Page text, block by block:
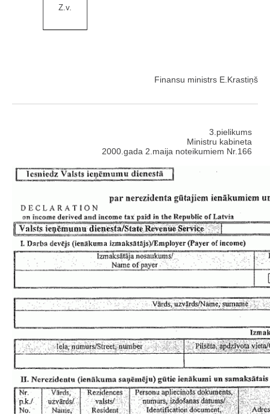
Z.v.
Finansu ministrs E.Krastiņš
3.pielikums
Ministru kabineta
2000.gada 2.maija noteikumiem Nr.166